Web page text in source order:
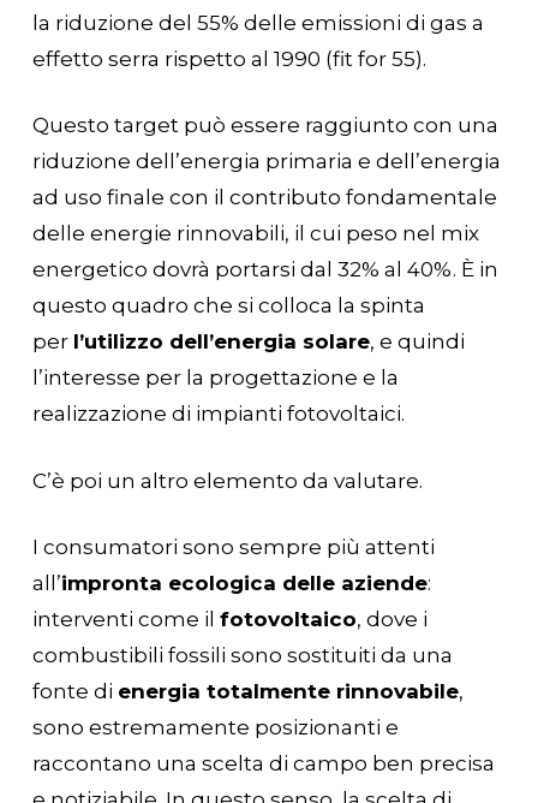
la riduzione del 55% delle emissioni di gas a
effetto serra rispetto al 1990 (fit for 55).
Questo target può essere raggiunto con una
riduzione dell’energia primaria e dell’energia
ad uso finale con il contributo fondamentale
delle energie rinnovabili, il cui peso nel mix
energetico dovrà portarsi dal 32% al 40%. È in
questo quadro che si colloca la spinta
per l’utilizzo dell’energia solare, e quindi
l’interesse per la progettazione e la
realizzazione di impianti fotovoltaici.
C’è poi un altro elemento da valutare.
I consumatori sono sempre più attenti
all’impronta ecologica delle aziende:
interventi come il fotovoltaico, dove i
combustibili fossili sono sostituiti da una
fonte di energia totalmente rinnovabile,
sono estremamente posizionanti e
raccontano una scelta di campo ben precisa